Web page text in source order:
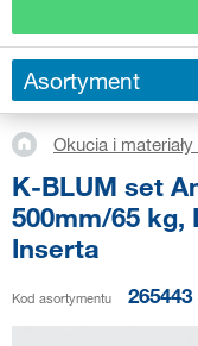
Asortyment
Okucia i
K-BLUM set
500mm/65 kg,
Inserta
Kod asortymentu 265443